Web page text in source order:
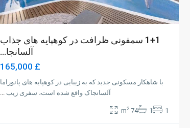
1+1 سمفونی ظرافت در کوهپایه های جذاب
آلسانجا...
£ 165,000
با شاهکار مسکونی جدید که به زیبایی در کوهپایه های پانوراما
آلسانجاک واقع شده است، سفری زیب ...
1
1
74 m
2